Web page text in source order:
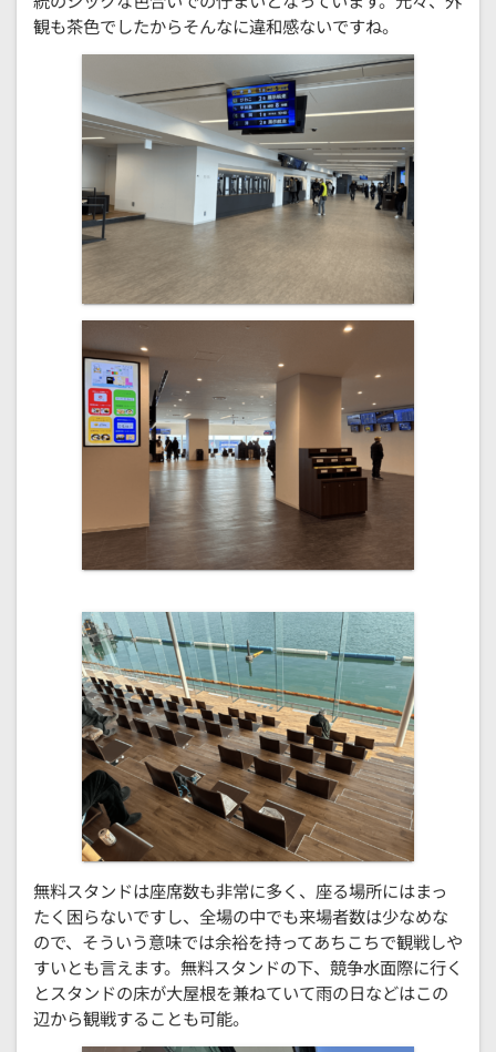
観も茶色でしたからそんなに違和感ないですね。
無料スタンドは座席数も非常に多く、座る場所にはまっ
たく困らないですし、全場の中でも来場者数は少なめな
ので、そういう意味では余裕を持ってあちこちで観戦しや
すいとも言えます。無料スタンドの下、競争水面際に行く
とスタンドの床が大屋根を兼ねていて雨の日などはこの
辺から観戦することも可能。